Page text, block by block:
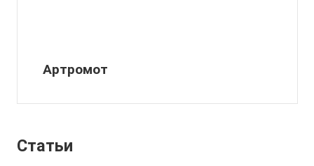
Артромот
Статьи